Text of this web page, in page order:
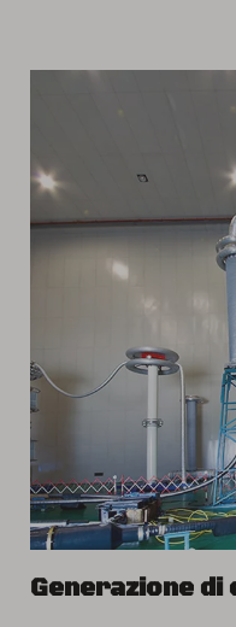
Generazione di